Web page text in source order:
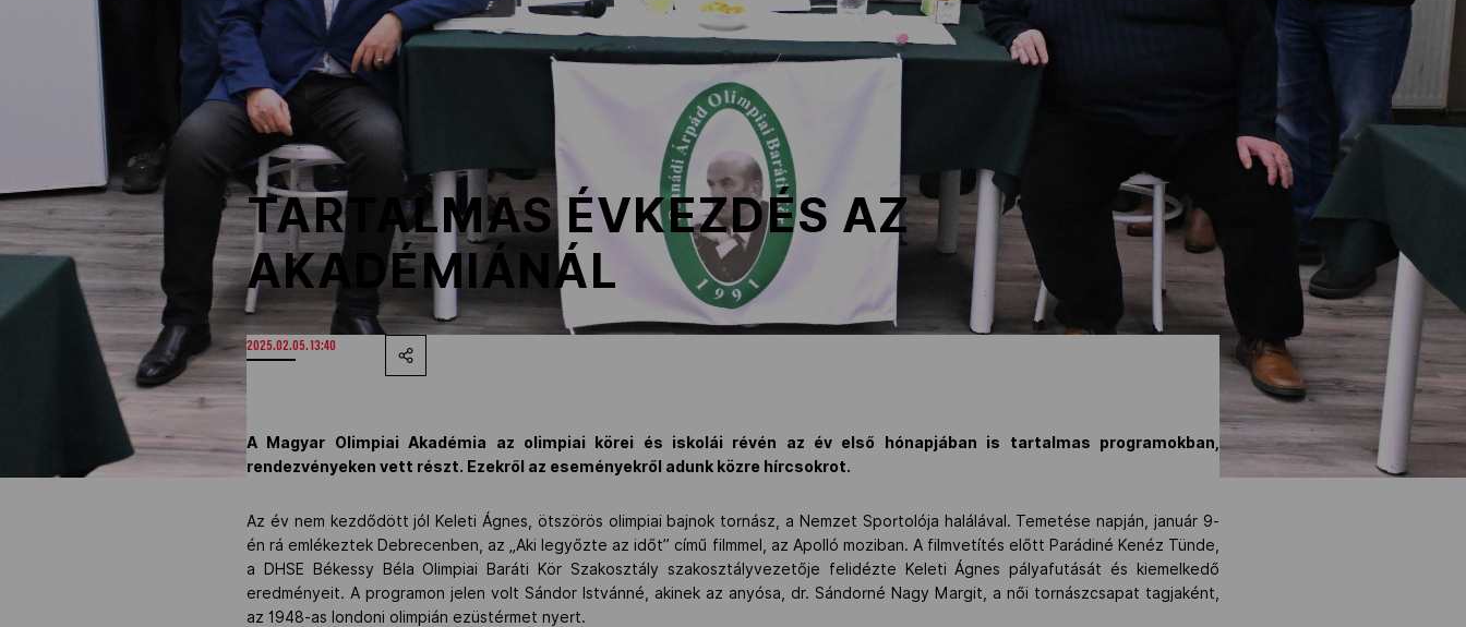
OVEP
Adatbank
TARTALMAS ÉVKEZDÉS AZ
AKADÉMIÁNÁL
2025.02.05. 13:40
A Magyar Olimpiai Akadémia az olimpiai körei és iskolái révén az év első hónapjában is tartalmas programokban,
rendezvényeken vett részt. Ezekről az eseményekről adunk közre hírcsokrot.
Az év nem kezdődött jól Keleti Ágnes, ötszörös olimpiai bajnok tornász, a Nemzet Sportolója halálával. Temetése napján, január 9-
én rá emlékeztek Debrecenben, az „Aki legyőzte az időt” című filmmel, az Apolló moziban. A filmvetítés előtt Parádiné Kenéz Tünde,
a DHSE Békessy Béla Olimpiai Baráti Kör Szakosztály szakosztályvezetője felidézte Keleti Ágnes pályafutását és kiemelkedő
eredményeit. A programon jelen volt Sándor Istvánné, akinek az anyósa, dr. Sándorné Nagy Margit, a női tornászcsapat tagjaként,
az 1948-as londoni olimpián ezüstérmet nyert.